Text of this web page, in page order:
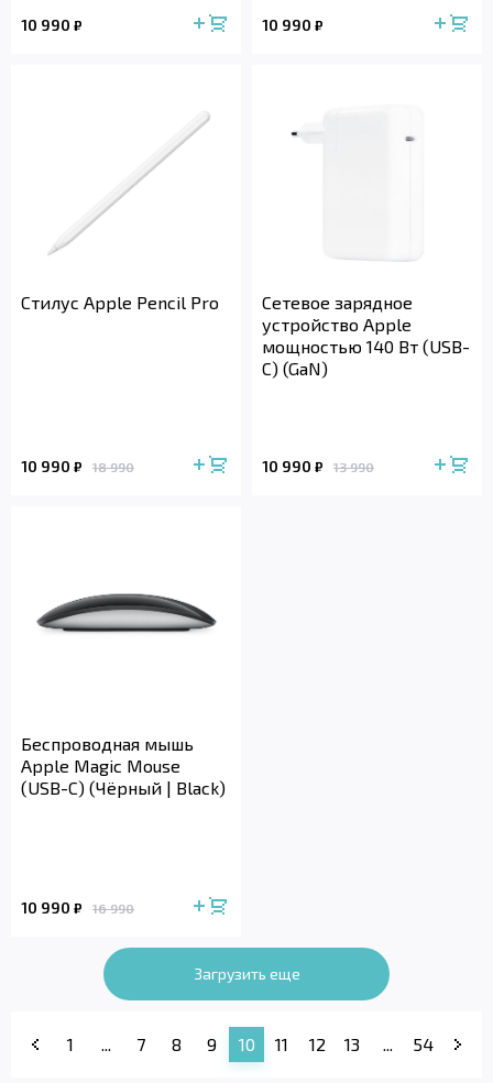
10 990 ₽ 10 990 ₽
Стилус Apple Pencil Pro
10 990 ₽ 18 990
Сетевое зарядное
устройство Apple
мощностью 140 Вт (USB-
C) (GaN)
10 990 ₽ 13 990
Беспроводная мышь
Apple Magic Mouse
(USB-C) (Чёрный | Black)
10 990 ₽ 16 990
Загрузить еще
1 ... 7 8 9 10 11 12 13 ... 54